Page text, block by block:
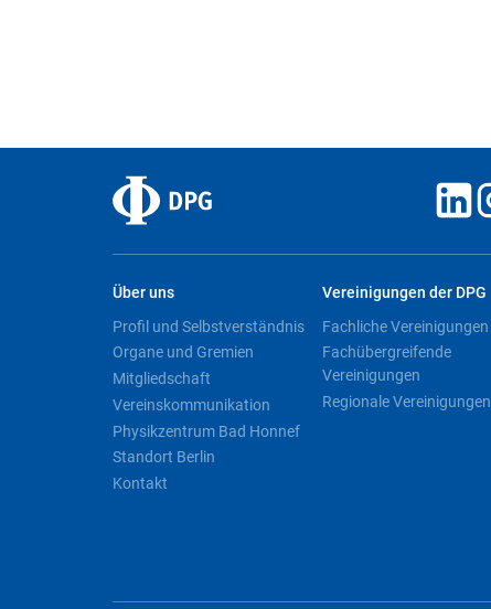
Über uns
Profil und Selbstverständnis
Organe und Gremien
Mitgliedschaft
Vereinskommunikation
Physikzentrum Bad Honnef
Standort Berlin
Kontakt
Vereinigungen der DPG
Fachliche Vereinigungen
Fachübergreifende
Vereinigungen
Regionale Vereinigungen